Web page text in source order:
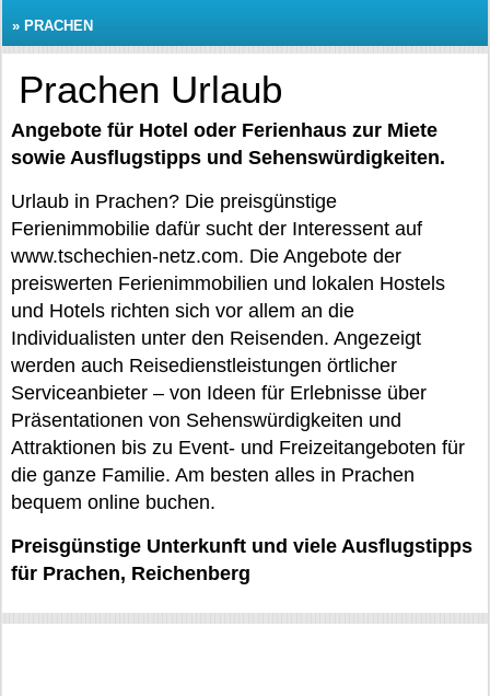
» PRACHEN
Prachen Urlaub
Angebote für Hotel oder Ferienhaus zur Miete
sowie Ausflugstipps und Sehenswürdigkeiten.
Urlaub in Prachen? Die preisgünstige
Ferienimmobilie dafür sucht der Interessent auf
www.tschechien-netz.com. Die Angebote der
preiswerten Ferienimmobilien und lokalen Hostels
und Hotels richten sich vor allem an die
Individualisten unter den Reisenden. Angezeigt
werden auch Reisedienstleistungen örtlicher
Serviceanbieter – von Ideen für Erlebnisse über
Präsentationen von Sehenswürdigkeiten und
Attraktionen bis zu Event- und Freizeitangeboten für
die ganze Familie. Am besten alles in Prachen
bequem online buchen.
Preisgünstige Unterkunft und viele Ausflugstipps
für Prachen, Reichenberg